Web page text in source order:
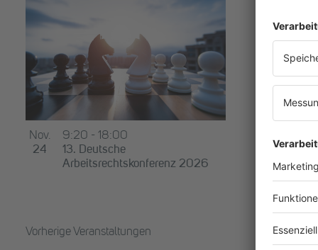
Nov.
24
13. Deutsche
Arbeitsrechtskonferenz 2026
9:20 - 18:00
Vorherige Veranstaltungen